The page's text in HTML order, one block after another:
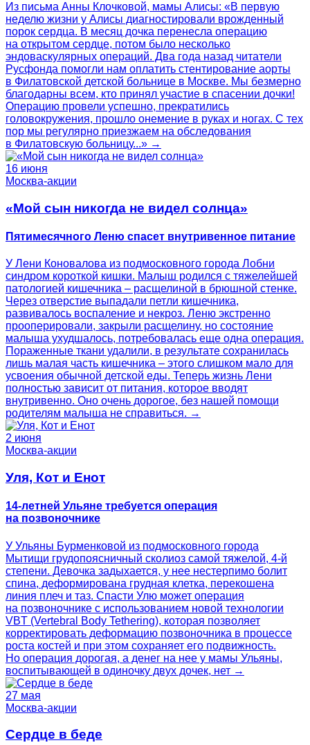
Из письма Анны Клочковой, мамы Алисы: «В первую
неделю жизни у Алисы диагностировали врожденный
порок сердца. В месяц дочка перенесла операцию
на открытом сердце, потом было несколько
эндоваскулярных операций. Два года назад читатели
Русфонда помогли нам оплатить стентирование аорты
в Филатовской детской больнице в Москве. Мы безмерно
благодарны всем, кто принял участие в спасении дочки!
Операцию провели успешно, прекратились
головокружения, прошло онемение в руках и ногах. С тех
пор мы регулярно приезжаем на обследования
в Филатовскую больницу...» →
16 июня
Москва-акции
«Мой сын никогда не видел солнца»
Пятимесячного Леню спасет внутривенное питание
У Лени Коновалова из подмосковного города Лобни
синдром короткой кишки. Малыш родился с тяжелейшей
патологией кишечника – расщелиной в брюшной стенке.
Через отверстие выпадали петли кишечника,
развивалось воспаление и некроз. Леню экстренно
прооперировали, закрыли расщелину, но состояние
малыша ухудшалось, потребовалась еще одна операция.
Пораженные ткани удалили, в результате сохранилась
лишь малая часть кишечника – этого слишком мало для
усвоения обычной детской еды. Теперь жизнь Лени
полностью зависит от питания, которое вводят
внутривенно. Оно очень дорогое, без нашей помощи
родителям малыша не справиться. →
2 июня
Москва-акции
Уля, Кот и Енот
14-летней Ульяне требуется операция
на позвоночнике
У Ульяны Бурменковой из подмосковного города
Мытищи грудопоясничный сколиоз самой тяжелой, 4-й
степени. Девочка задыхается, у нее нестерпимо болит
спина, деформирована грудная клетка, перекошена
линия плеч и таз. Спасти Улю может операция
на позвоночнике с использованием новой технологии
VBT (Vertebral Body Tethering), которая позволяет
корректировать деформацию позвоночника в процессе
роста костей и при этом сохраняет его подвижность.
Но операция дорогая, а денег на нее у мамы Ульяны,
воспитывающей в одиночку двух дочек, нет →
27 мая
Москва-акции
Сердце в беде